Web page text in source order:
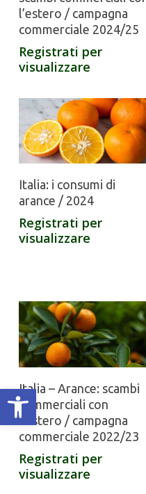
Apri la barra degli strumenti
l’estero / campagna
commerciale 2024/25
Registrati per
visualizzare
Italia: i consumi di
arance / 2024
Registrati per
visualizzare
Italia – Arance: scambi
commerciali con
l’estero / campagna
commerciale 2022/23
Registrati per
visualizzare